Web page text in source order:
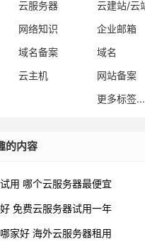
云服务器
网络知识
企业邮箱
域名备案
域名
云主机
网站备案
更多标签...
的内容
用 哪个云服务器最便宜
免费云服务器试用一年
家好 海外云服务器租用